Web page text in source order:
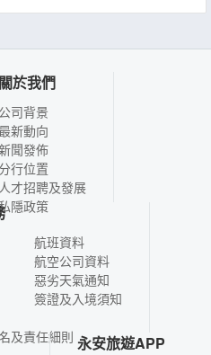
關於我們
公司背景
新動向
聞發佈
分行位置
人才招聘及發展
隱政策
航班資料
航空公司資料
惡劣天氣通知
簽證及入境須知
及責任細則 永安旅遊APP